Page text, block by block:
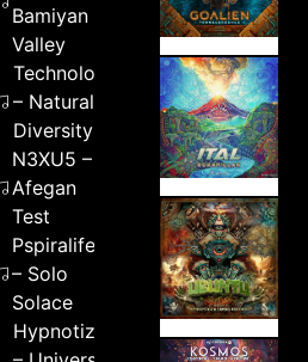
Bamiyan
Valley
Technology
– Natural
Diversity
N3XU5 –
Afegan
Test
Pspiralife
– Solo
Solace
Hypnotizer